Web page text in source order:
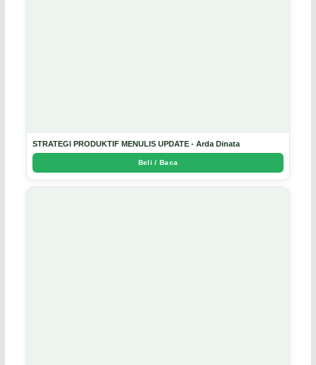
STRATEGI PRODUKTIF MENULIS UPDATE - Arda Dinata
Beli / Baca